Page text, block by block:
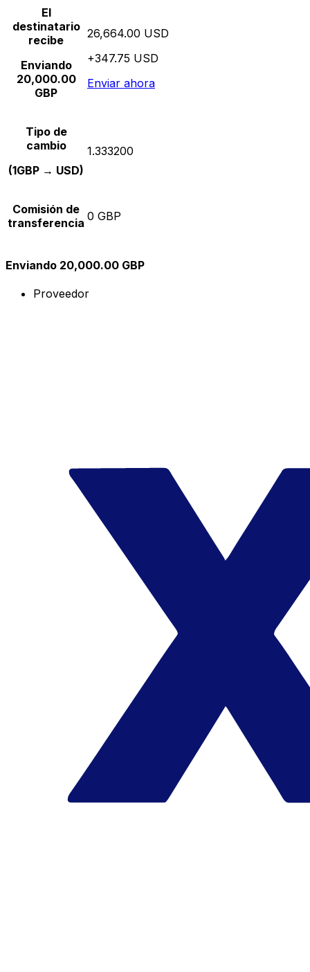
El
destinatario
recibe
Enviando
20,000.00
GBP
26,664.00 USD
+347.75 USD
Enviar ahora
Tipo de
cambio
(1GBP → USD)
1.333200
Comisión de
transferencia 0 GBP
Enviando 20,000.00 GBP
Proveedor